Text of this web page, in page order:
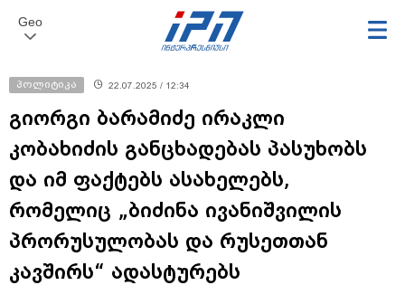
Geo
პოლიტიკა 22.07.2025 / 12:34
გიორგი ბარამიძე ირაკლი
კობახიძის განცხადებას პასუხობს
და იმ ფაქტებს ასახელებს,
რომელიც „ბიძინა ივანიშვილის
პრორუსულობას და რუსეთთან
კავშირს“ ადასტურებს